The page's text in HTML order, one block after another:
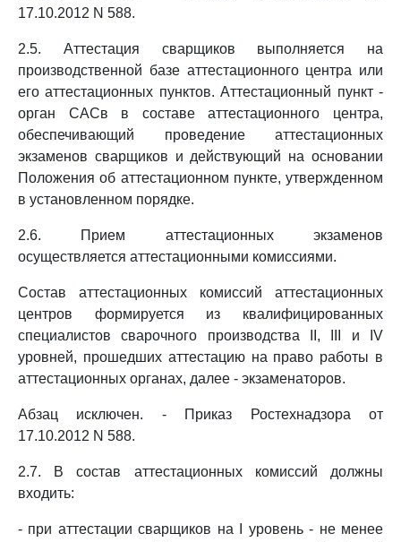
17.10.2012 N 588.
2.5. Аттестация сварщиков выполняется на
производственной базе аттестационного центра или
его аттестационных пунктов. Аттестационный пункт -
орган САСв в составе аттестационного центра,
обеспечивающий проведение аттестационных
экзаменов сварщиков и действующий на основании
Положения об аттестационном пункте, утвержденном
в установленном порядке.
2.6. Прием аттестационных экзаменов
осуществляется аттестационными комиссиями.
Состав аттестационных комиссий аттестационных
центров формируется из квалифицированных
специалистов сварочного производства II, III и IV
уровней, прошедших аттестацию на право работы в
аттестационных органах, далее - экзаменаторов.
Абзац исключен. - Приказ Ростехнадзора от
17.10.2012 N 588.
2.7. В состав аттестационных комиссий должны
входить:
- при аттестации сварщиков на I уровень - не менее